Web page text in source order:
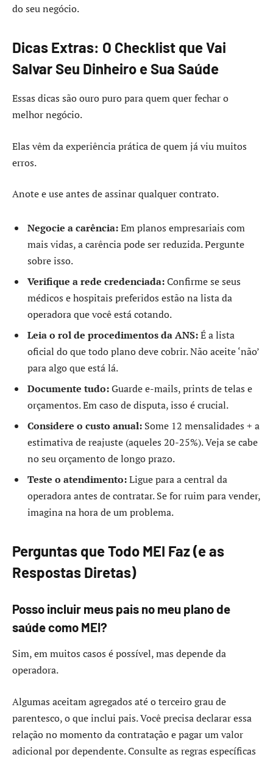
do seu negócio.
Dicas Extras: O Checklist que Vai
Salvar Seu Dinheiro e Sua Saúde
Essas dicas são ouro puro para quem quer fechar o
melhor negócio.
Elas vêm da experiência prática de quem já viu muitos
erros.
Anote e use antes de assinar qualquer contrato.
Negocie a carência:Em planos empresariais com
mais vidas, a carência pode ser reduzida. Pergunte
sobre isso.
Verifique a rede credenciada:Confirme se seus
médicos e hospitais preferidos estão na lista da
operadora que você está cotando.
Leia o rol de procedimentos da ANS:É a lista
oficial do que todo plano deve cobrir. Não aceite ‘não’
para algo que está lá.
Documente tudo:Guarde e-mails, prints de telas e
orçamentos. Em caso de disputa, isso é crucial.
Considere o custo anual: Some 12 mensalidades + a
estimativa de reajuste (aqueles 20-25%). Veja se cabe
no seu orçamento de longo prazo.
Teste o atendimento:Ligue para a central da
operadora antes de contratar. Se for ruim para vender,
imagina na hora de um problema.
Perguntas que Todo MEI Faz (e as
Respostas Diretas)
Posso incluir meus pais no meu plano de
saúde como MEI?
Sim, em muitos casos é possível, mas depende da
operadora.
Algumas aceitam agregados até o terceiro grau de
parentesco, o que inclui pais. Você precisa declarar essa
relação no momento da contratação e pagar um valor
adicional por dependente. Consulte as regras específicas